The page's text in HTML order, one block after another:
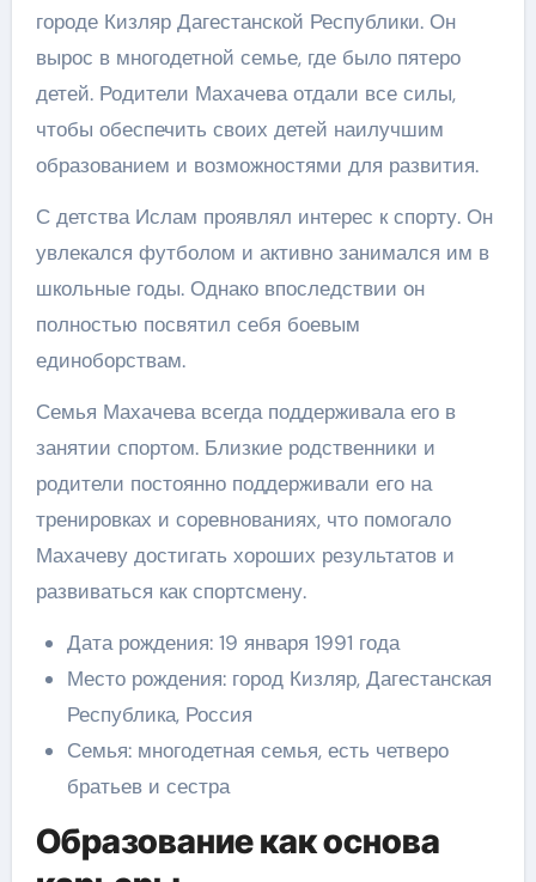
городе Кизляр Дагестанской Республики. Он
вырос в многодетной семье, где было пятеро
детей. Родители Махачева отдали все силы,
чтобы обеспечить своих детей наилучшим
образованием и возможностями для развития.
С детства Ислам проявлял интерес к спорту. Он
увлекался футболом и активно занимался им в
школьные годы. Однако впоследствии он
полностью посвятил себя боевым
единоборствам.
Семья Махачева всегда поддерживала его в
занятии спортом. Близкие родственники и
родители постоянно поддерживали его на
тренировках и соревнованиях, что помогало
Махачеву достигать хороших результатов и
развиваться как спортсмену.
Дата рождения: 19 января 1991 года
Место рождения: город Кизляр, Дагестанская
Республика, Россия
Семья: многодетная семья, есть четверо
братьев и сестра
Образование как основа